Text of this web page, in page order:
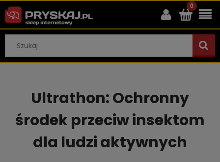
Ultrathon: Ochronny
środek przeciw insektom
dla ludzi aktywnych